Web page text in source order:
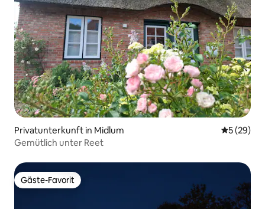
Privatunterkunft in Midlum
5 (29)
Gemütlich unter Reet
Gäste-Favorit
Gäste-Favorit